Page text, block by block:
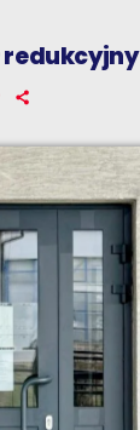
redukcyjny